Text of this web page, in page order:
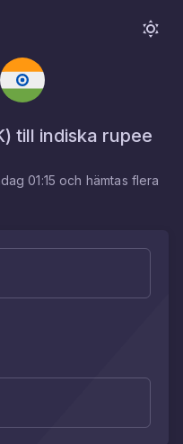
) till indiska rupee
01:15 och hämtas flera